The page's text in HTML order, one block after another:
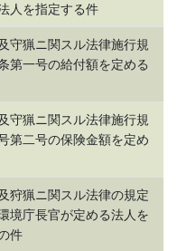
人を指定する件
守猟ニ関スル法律施行規
第一号の給付額を定める
守猟ニ関スル法律施行規
第二号の保険金額を定め
狩猟ニ関スル法律の規定
境庁長官が定める法人を
件